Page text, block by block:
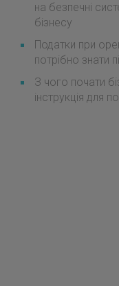
на безпечні
бізнесу
Податки при
потрібно знати
З чого почати
інструкція для